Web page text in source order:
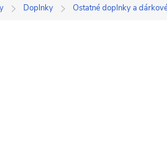
Doplnky Ostatné doplnky a